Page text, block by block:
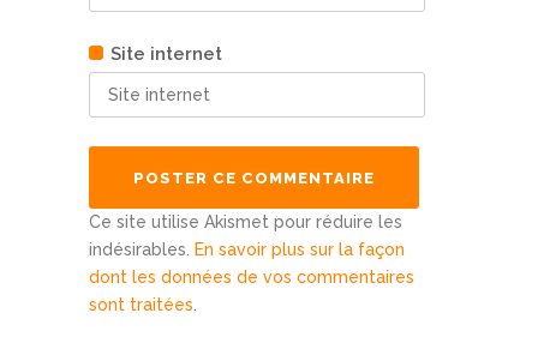
Site internet
Ce site utilise Akismet pour réduire les
indésirables. En savoir plus sur la façon
dont les données de vos commentaires
sont traitées.